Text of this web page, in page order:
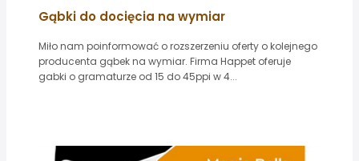
Gąbki do docięcia na wymiar
Miło nam poinformować o rozszerzeniu oferty o kolejnego
producenta gąbek na wymiar. Firma Happet oferuje
gabki o gramaturze od 15 do 45ppi w 4...